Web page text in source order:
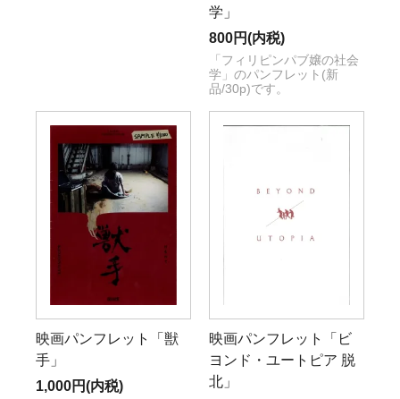
学」
800円(内税)
「フィリピンパブ嬢の社会
学」のパンフレット(新
品/30p)です。
映画パンフレット「獣
手」
1,000円(内税)
映画パンフレット「ビ
ヨンド・ユートピア 脱
北」